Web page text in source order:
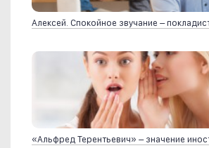
Алексей. Спокойное звучание –
«Альфред Терентьевич» – значение